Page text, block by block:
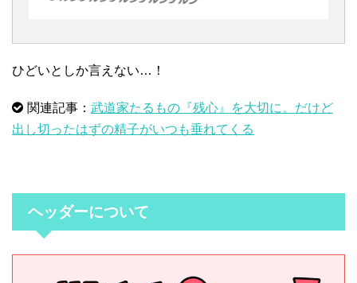
ひどいとしか言えない…！
関連記事： 武道家たるもの『残心』を大切に。だけど
出し切ったはずの精子がいつも垂れてくる
ヘッダーについて